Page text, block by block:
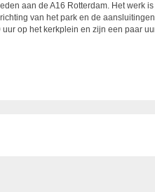
aan de A16 Rotterdam. Het werk
van het park en de
op het kerkplein en zijn een paar